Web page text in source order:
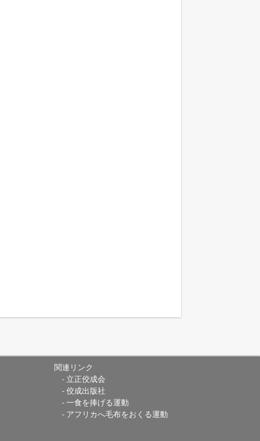
関連リンク
立正佼成会
佼成出版社
一食を捧げる運動
アフリカへ毛布をおくる運動